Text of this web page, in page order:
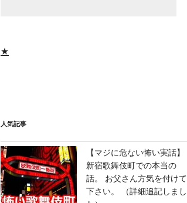
★
人気記事
【マジに危ない怖い実話】
新宿歌舞伎町での本当の
話。 お父さん方気を付けて
下さい。 （詳細追記しまし